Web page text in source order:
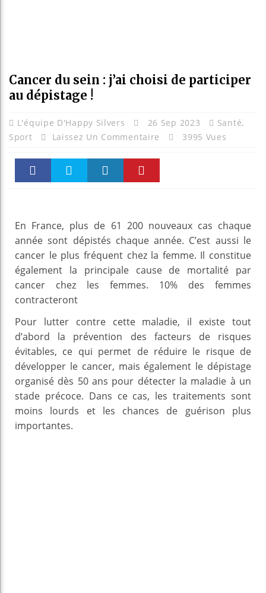
Cancer du sein : j’ai choisi de participer
au dépistage !
L'équipe D'Happy Silvers 26 Sep 2023 Santé,
Sport
Laissez Un Commentaire 3995 Vues
En France, plus de 61 200 nouveaux cas chaque
année sont dépistés chaque année. C’est aussi le
cancer le plus fréquent chez la femme. Il constitue
également la principale cause de mortalité par
cancer chez les femmes. 10% des femmes
contracteront
Pour lutter contre cette maladie, il existe tout
d’abord la prévention des facteurs de risques
évitables, ce qui permet de réduire le risque de
développer le cancer, mais également le dépistage
organisé dès 50 ans pour détecter la maladie à un
stade précoce. Dans ce cas, les traitements sont
moins lourds et les chances de guérison plus
importantes.